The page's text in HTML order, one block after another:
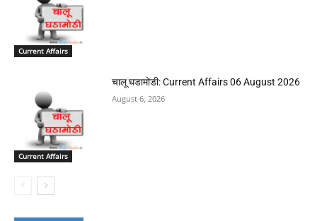
Current Affairs
Current Affairs
चालू घडामोडी: Current Affairs 06 August 2026
August 6, 2026